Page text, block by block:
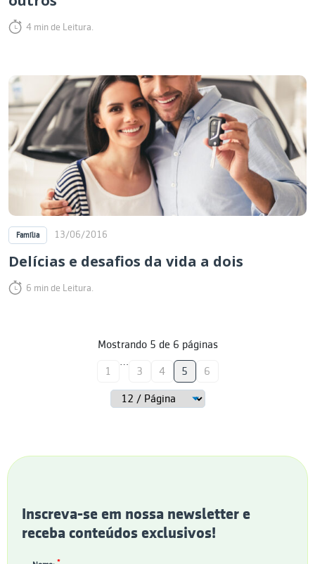
4 min de Leitura.
Família 13/06/2016
Delícias e desafios da vida a dois
6 min de Leitura.
Mostrando 5 de 6 páginas
1
…
3 4 5 6
Inscreva-se em nossa newsletter e
receba conteúdos exclusivos!
*